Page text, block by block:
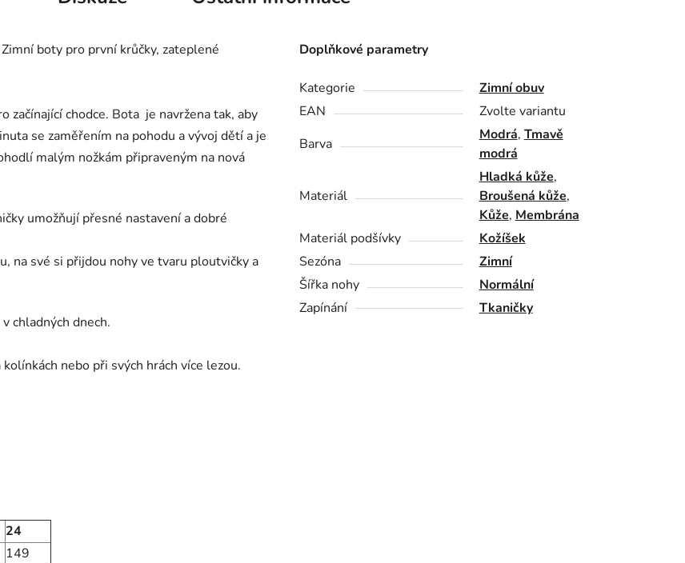
boty pro první krůčky, zateplené
začínající chodce. Bota je navržena tak, aby
se zaměřením na pohodu a vývoj dětí a je
malým nožkám připraveným na nová
umožňují přesné nastavení a dobré
na své si přijdou nohy ve tvaru ploutvičky a
chladných dnech.
nebo při svých hrách více lezou.
24
149
Doplňkové parametry
Kategorie
Zimní obuv
EAN
Zvolte variantu
Barva
Modrá, Tmavě
modrá
Materiál
Hladká kůže,
Broušená kůže,
Kůže, Membrána
Materiál podšívky
Kožíšek
Sezóna
Zimní
Šířka nohy
Normální
Zapínání
Tkaničky